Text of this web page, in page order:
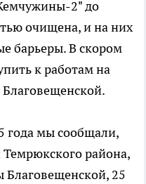
2" до
очищена, и на них
барьеры. В скором
к работам на
года мы сообщали,
района,
Благовещенской, 25